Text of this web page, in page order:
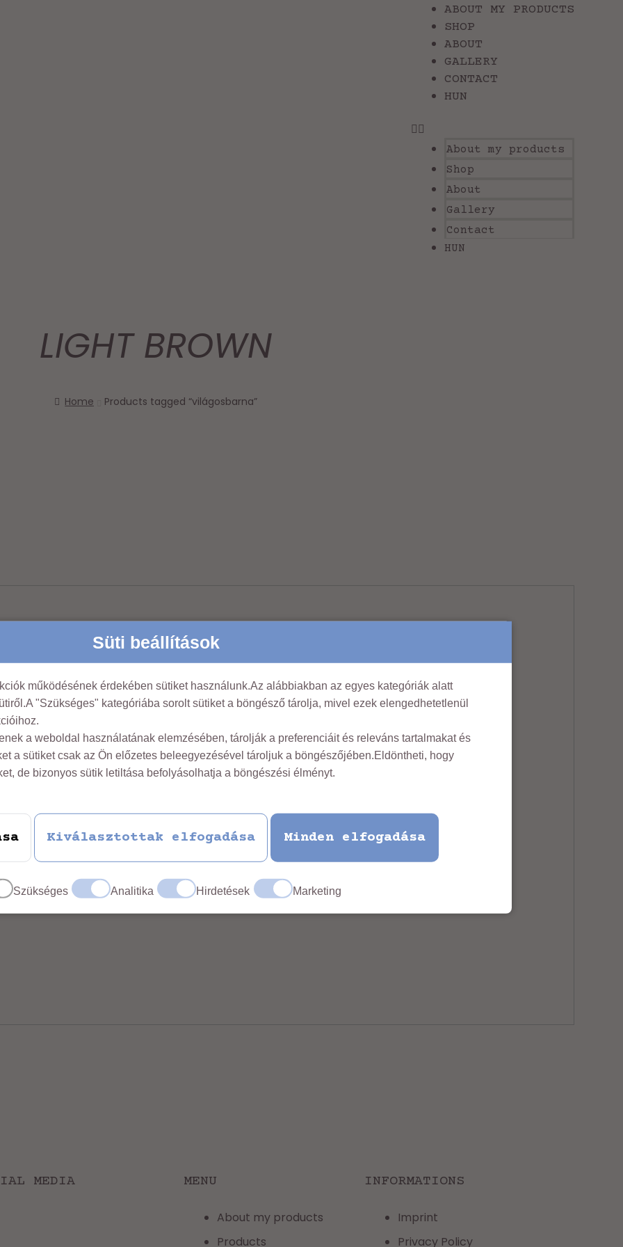
ABOUT MY PRODUCTS
SHOP
ABOUT
GALLERY
CONTACT
HUN
About my products
Shop
About
Gallery
Contact
HUN
LIGHT BROWN
Home Products tagged “világosbarna”
linen blouse
MEDIA MENU
About my products
Products
INFORMATIONS
Imprint
Privacy Policy
Süti beállítások
működésének érdekében sütiket használunk.Az alábbiakban az egyes kategóriák alatt
"Szükséges" kategóriába sorolt sütiket a böngésző tárolja, mivel ezek elengedhetetlenül
a weboldal használatának elemzésében, tárolják a preferenciáit és releváns tartalmakat és
a sütiket csak az Ön előzetes beleegyezésével tároljuk a böngészőjében.Eldöntheti, hogy
de bizonyos sütik letiltása befolyásolhatja a böngészési élményt.
Kiválasztottak elfogadása Minden elfogadása
Szükséges Analitika Hirdetések Marketing